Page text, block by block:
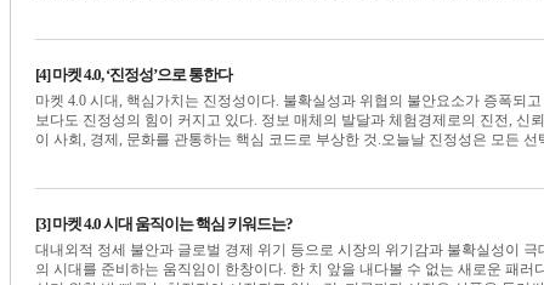
[4] 마켓 4.0, ‘진정성’으로 통한다
마켓 4.0 시대, 핵심가치는 진정성이다. 불확실성과 위협의 불안요소가 증폭되
보다도 진정성의 힘이 커지고 있다. 정보 매체의 발달과 체험경제로의 진전, 신
이 사회, 경제, 문화를 관통하는 핵심 코드로 부상한 것.오늘날 진정성은 모든 선
[3] 마켓 4.0 시대 움직이는 핵심 키워드는?
대내외적 정세 불안과 글로벌 경제 위기 등으로 시장의 위기감과 불확실성이
의 시대를 준비하는 움직임이 한창이다. 한 치 앞을 내다볼 수 없는 새로운 패